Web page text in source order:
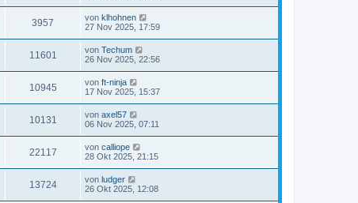
3957 von klhohnen
27 Nov 2025, 17:59
11601 von Techum
26 Nov 2025, 22:56
10945 von ft-ninja
17 Nov 2025, 15:37
10131 von axel57
06 Nov 2025, 07:11
22117 von calliope
28 Okt 2025, 21:15
13724 von ludger
26 Okt 2025, 12:08